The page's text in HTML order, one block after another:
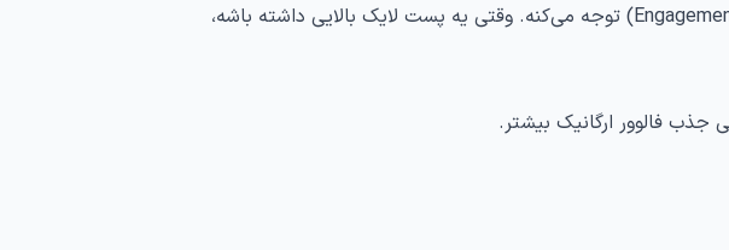
الگوریتم اینستاگرام برای تصمیم‌گیری درباره نمایش پست شما به افراد بیشتر، به میزان تعامل (Engagement) توجه می‌کنه. وقتی یه پست لایک بالایی داشته باشه،
جذب فالوور ارگانیک بیشتر.